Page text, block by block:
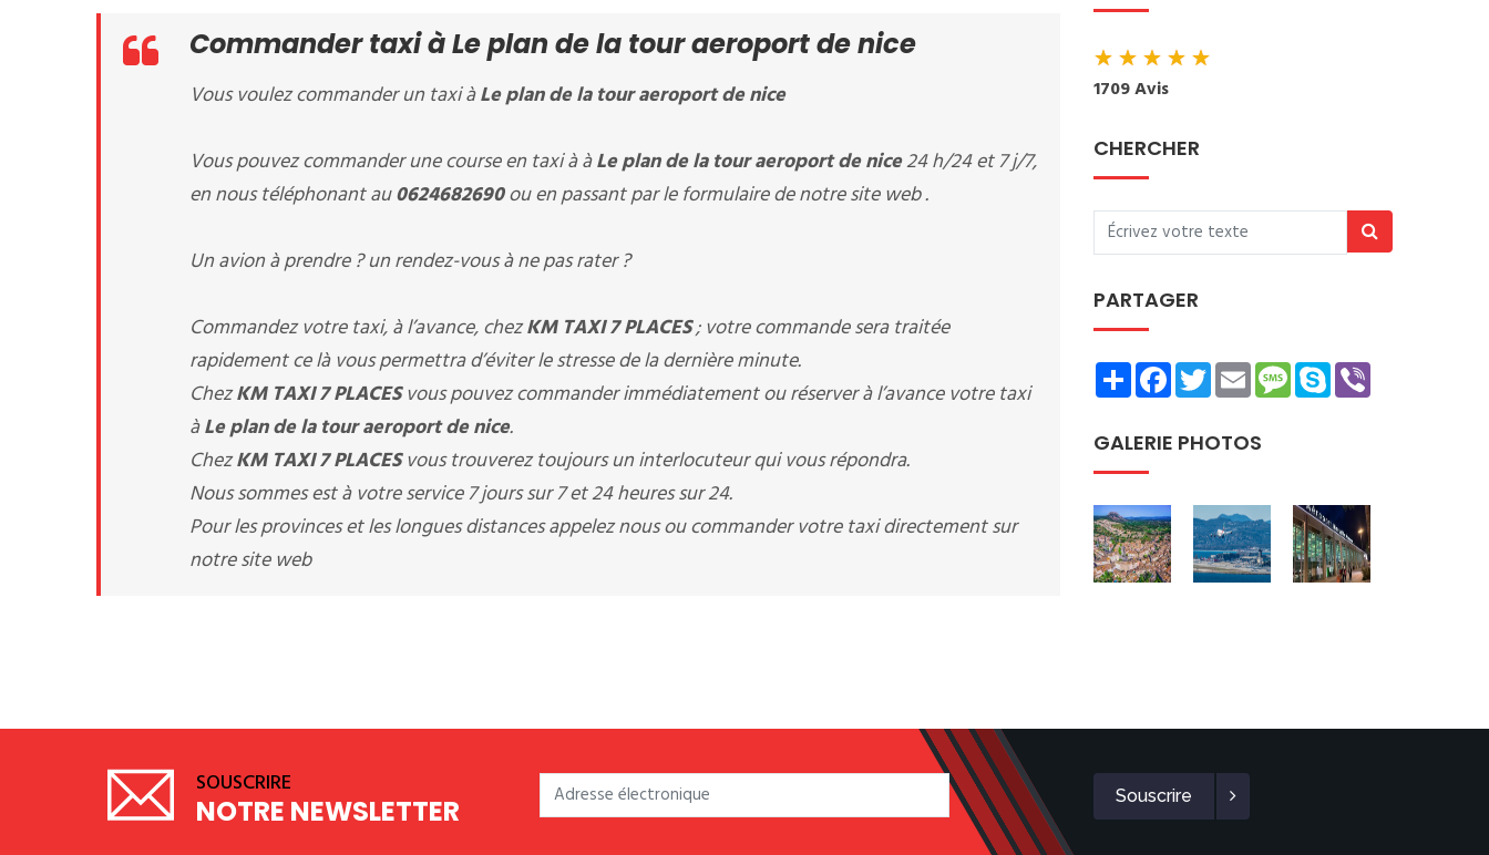
Commander taxi à Le plan de la tour aeroport de nice
Vous voulez commander un taxi àLe plan de la tour aeroport de nice
Vous pouvez commander une course en taxi à àLe plan de la tour aeroport de nice24 h/24 et 7 j/7,
en nous téléphonant au0624682690ou en passant par le formulaire de notre site web .
Un avion à prendre ? un rendez-vous à ne pas rater ?
Commandez votre taxi, à l’avance, chezKM TAXI 7 PLACES; votre commande sera traitée
rapidement ce là vous permettra d’éviter le stresse de la dernière minute.
ChezKM TAXI 7 PLACESvous pouvez commander immédiatement ou réserver à l’avance votre taxi
àLe plan de la tour aeroport de nice.
ChezKM TAXI 7 PLACESvous trouverez toujours un interlocuteur qui vous répondra.
Nous sommes est à votre service 7 jours sur 7 et 24 heures sur 24.
Pour les provinces et les longues distances appelez nous ou commander votre taxi directement sur
notre site web
★★★★★
1709 Avis
CHERCHER
PARTAGER
ShareFacebookTwitterEmailMessage
Skype
GALERIE PHOTOS
SOUSCRIRE
NOTRE NEWSLETTER Souscrire